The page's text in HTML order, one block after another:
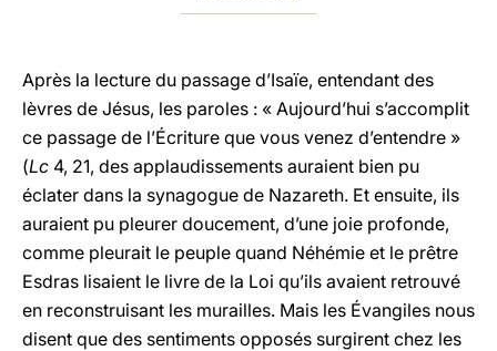
Après la lecture du passage d’Isaïe, entendant des
lèvres de Jésus, les paroles : « Aujourd’hui s’accomplit
ce passage de l’Écriture que vous venez d’entendre »
(Lc 4, 21, des applaudissements auraient bien pu
éclater dans la synagogue de Nazareth. Et ensuite, ils
auraient pu pleurer doucement, d’une joie profonde,
comme pleurait le peuple quand Néhémie et le prêtre
Esdras lisaient le livre de la Loi qu’ils avaient retrouvé
en reconstruisant les murailles. Mais les Évangiles nous
disent que des sentiments opposés surgirent chez les